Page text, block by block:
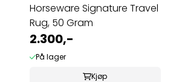
Horseware Signature Travel
Rug, 50 Gram
2.300,-
På lager
Kjøp